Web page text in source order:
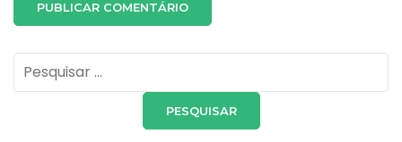
Pesquisar
por: